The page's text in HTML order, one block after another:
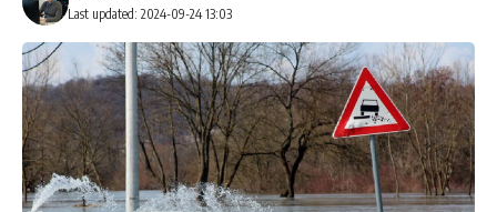
Last updated: 2024-09-24 13:03